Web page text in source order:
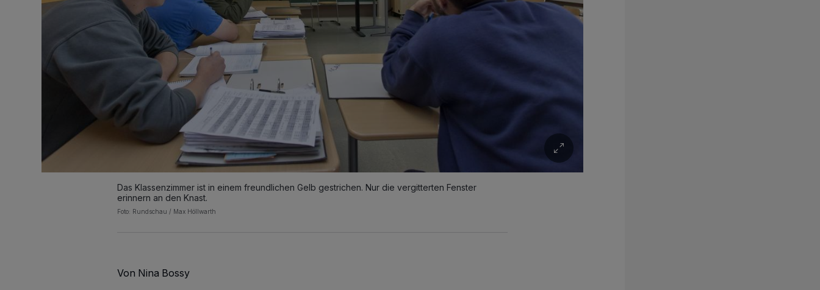
Das Klassenzimmer ist in einem freundlichen Gelb gestrichen. Nur die vergitterten Fenster
erinnern an den Knast.
Foto: Rundschau / Max Höllwarth
Von Nina Bossy